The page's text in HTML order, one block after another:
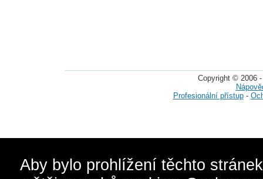
Copyright © 2006
Profesionální přístup-
Aby bylo prohlížení těchto